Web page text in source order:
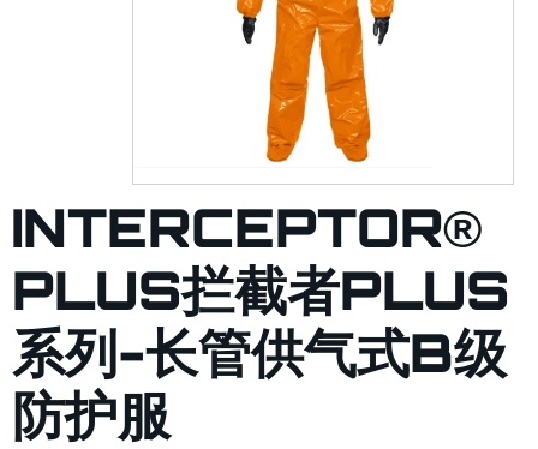
INTERCEPTOR®
PLUS拦截者PLUS
系列-长管供气式B级
防护服